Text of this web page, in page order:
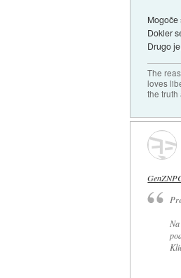
Mogoče
Dokler
Drugo
The
loves
the truth